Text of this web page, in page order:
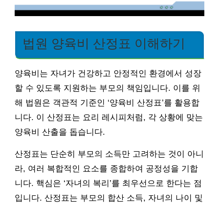
법원 양육비 산정표 이해하기
양육비는 자녀가 건강하고 안정적인 환경에서 성장
할 수 있도록 지원하는 부모의 책임입니다. 이를 위
해 법원은 객관적 기준인 ‘양육비 산정표’를 활용합
니다. 이 산정표는 요리 레시피처럼, 각 상황에 맞는
양육비 산출을 돕습니다.
산정표는 단순히 부모의 소득만 고려하는 것이 아니
라, 여러 복합적인 요소를 종합하여 공정성을 기합
니다. 핵심은 ‘자녀의 복리’를 최우선으로 한다는 점
입니다. 산정표는 부모의 합산 소득, 자녀의 나이 및